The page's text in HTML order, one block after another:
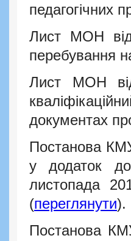
педагогічних
Лист МОН
перебування
Лист МОН
документах
Постанова
у додаток до
листопада
(переглянути).
Постанова